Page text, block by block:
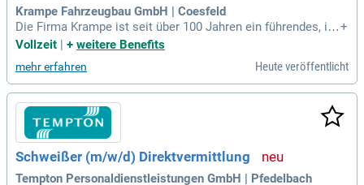
Krampe Fahrzeugbau GmbH | Coesfeld
Die Firma Krampe ist seit über 100 Jahren ein führendes, inh
abergeführtes Unternehmen aus Coesfeld. Als Marktführer f
rampe eine Vielzahl von maßgeschneiderten Lösungen für a
lle Einsatzzwecke. Mit einem engagierten Team von 280 Mit
arbeitern produziert Krampe jährlich über 1.200 hochwertige
Fahrzeuge für die Land- und Bauwirtschaft. Neben der Serien
fertigung fertigt das Unternehmen auch individuelle Wannen
kipper, Abschieber und Hakenlifter nach Kundenwunsch. Kra
mpe steht für Qualität, Zuverlässigkeit und Innovation in der
Branche. Entdecken Sie die Stellenangebote auf Step Stone.
+
Vollzeit
+ weitere Benefits
mehr erfahren Heute veröffentlicht
Schweißer (m/w/d) Direktvermittlung
Tempton Personaldienstleistungen GmbH | Pfedelbach